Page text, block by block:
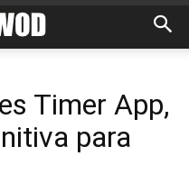
Timer App,
para